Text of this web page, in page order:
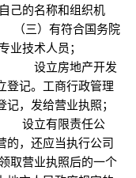
的名称和组织机
三）有符合国务院
业技术人员；
。 设立房地产开发
登记。工商行政管理
，发给营业执照；
设立有限责任公
的，还应当执行公司
营业执照后的一个